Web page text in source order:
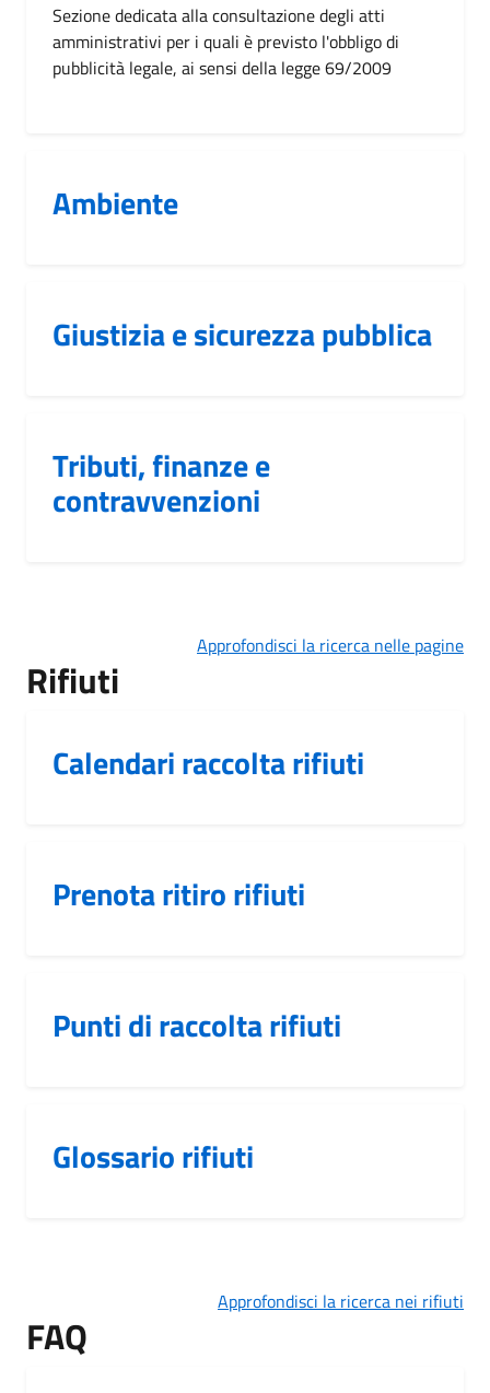
Sezione dedicata alla consultazione degli atti
amministrativi per i quali è previsto l'obbligo di
pubblicità legale, ai sensi della legge 69/2009
Ambiente
Giustizia e sicurezza pubblica
Tributi, finanze e
contravvenzioni
Approfondisci la ricerca nelle pagine
Rifiuti
Calendari raccolta rifiuti
Prenota ritiro rifiuti
Punti di raccolta rifiuti
Glossario rifiuti
Approfondisci la ricerca nei rifiuti
FAQ